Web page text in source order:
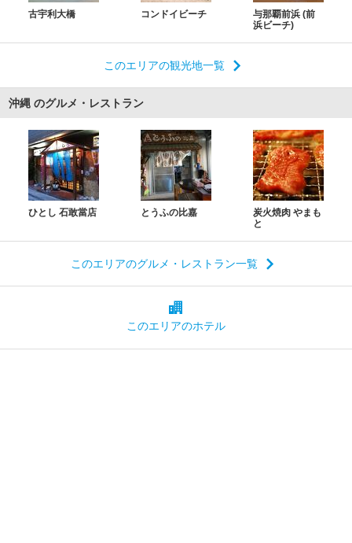
古宇利大橋 コンドイビーチ
与那覇前浜 (前
浜ビーチ)
このエリアの観光地一覧
沖縄 のグルメ・レストラン
ひとし 石敢當店 とうふの比嘉
炭火焼肉 やまも
と
このエリアのグルメ・レストラン一覧
このエリアのホテル